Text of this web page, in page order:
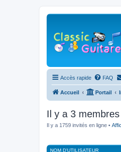
Accès rapide FAQ
Accueil Portail
Il y a 3
Il y a 1759 invités en ligne •
NOM D’UTILISATEUR